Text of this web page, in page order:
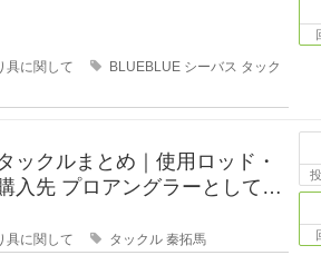
具に関して BLUEBLUE シーバス タック
ックルまとめ｜使用ロッド・
ーとして、
具に関して タックル 秦拓馬